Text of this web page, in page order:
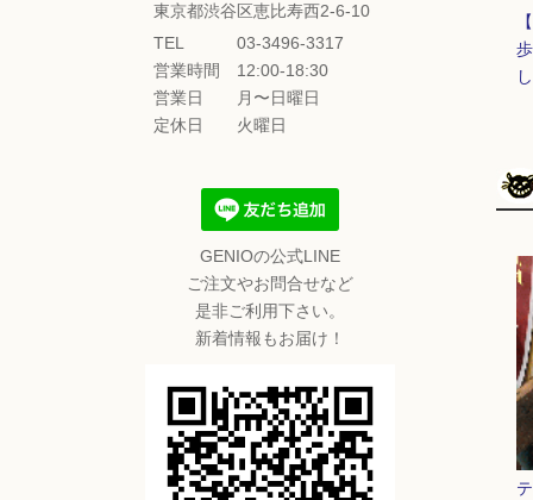
東京都渋谷区恵比寿西2-6-10
TEL
03-3496-3317
営業時間
12:00-18:30
営業日
月〜日曜日
定休日
火曜日
GENIOの公式LINE
ご注文やお問合せなど
是非ご利用下さい。
新着情報もお届け！